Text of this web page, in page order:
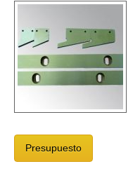
Presupuesto